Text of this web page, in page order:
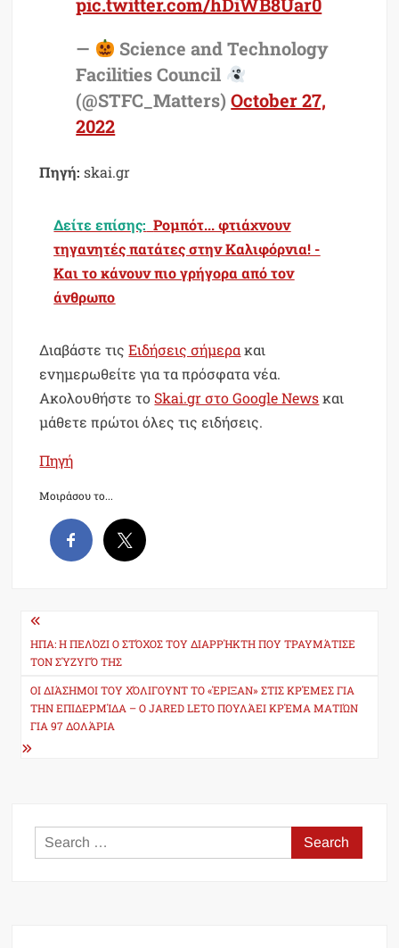
—
Science and Technology
Facilities Council
(@STFC_Matters)October 27,
2022
Πηγή: skai.gr
Δείτε επίσης: Ρομπότ... φτιάχνουν
τηγανητές πατάτες στην Καλιφόρνια! -
Και το κάνουν πιο γρήγορα από τον
άνθρωπο
Διαβάστε τιςΕιδήσεις σήμερακαι
ενημερωθείτε για τα πρόσφατα νέα.
Ακολουθήστε το Skai.gr στο Google Newsκαι
μάθετε πρώτοι όλες τις ειδήσεις.
Πηγή
Μοιράσου το...
Post
navigation
ΗΠΑ: Η ΠΕΛΌΖΙ Ο ΣΤΌΧΟΣ ΤΟΥ ΔΙΑΡΡΉΚΤΗ ΠΟΥ ΤΡΑΥΜΆΤΙΣΕ
ΤΟΝ ΣΎΖΥΓΌ ΤΗΣ
ΟΙ ΔΙΆΣΗΜΟΙ ΤΟΥ ΧΌΛΙΓΟΥΝΤ ΤΟ «ΈΡΙΞΑΝ» ΣΤΙΣ ΚΡΈΜΕΣ ΓΙΑ
ΤΗΝ ΕΠΙΔΕΡΜΊΔΑ – Ο JARED LETO ΠΟΥΛΆΕΙ ΚΡΈΜΑ ΜΑΤΙΏΝ
ΓΙΑ 97 ΔΟΛΆΡΙΑ
Search
for: